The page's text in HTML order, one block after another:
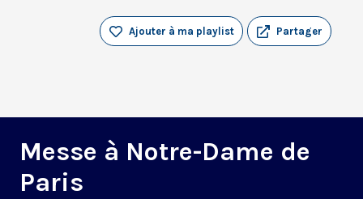
Partager
Ajouter à ma playlist
Messe à Notre-Dame de
Paris